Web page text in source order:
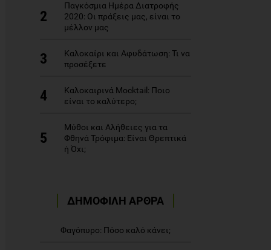
2
Παγκόσμια Ημέρα Διατροφής
2020: Οι πράξεις μας, είναι το
μέλλον μας
3
Καλοκαίρι και Αφυδάτωση: Τι να
προσέξετε
4
Καλοκαιρινά Mocktail: Ποιο
είναι το καλύτερο;
5
Μύθοι και Αλήθειες για τα
Φθηνά Τρόφιμα: Είναι Θρεπτικά
ή Όχι;
ΔΗΜΟΦΙΛΗ ΑΡΘΡΑ
Φαγόπυρο: Πόσο καλό κάνει;